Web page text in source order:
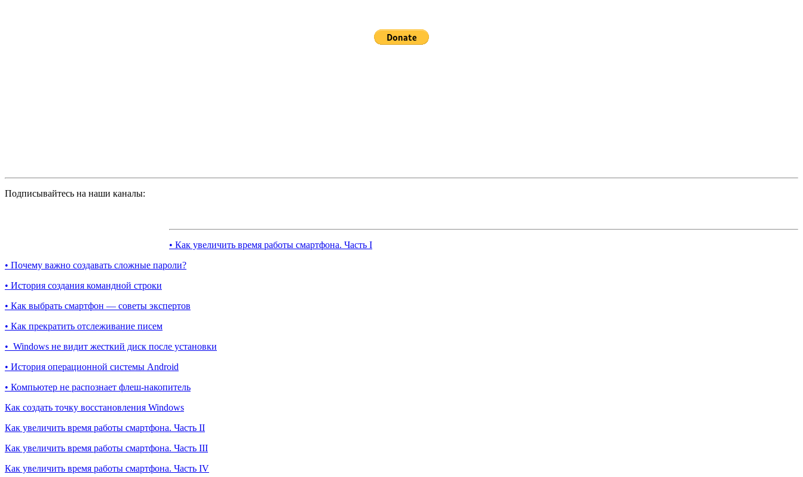
Подписывайтесь на наши каналы:
• Как увеличить время работы смартфона. Часть I
• Почему важно создавать сложные пароли?
• История создания командной строки
• Как выбрать смартфон — советы экспертов
• Как прекратить отслеживание писем
• Windows не видит жесткий диск после установки
• История операционной системы Android
• Компьютер не распознает флеш-накопитель
Как создать точку восстановления Windows
Как увеличить время работы смартфона. Часть II
Как увеличить время работы смартфона. Часть III
Как увеличить время работы смартфона. Часть IV